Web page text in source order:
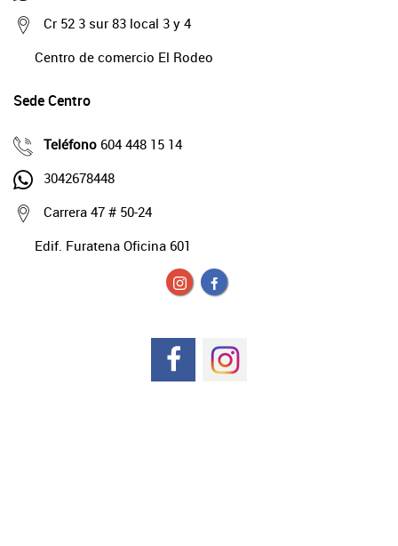
Cr 52 3 sur 83 local 3 y 4
Centro de comercio El Rodeo
Sede Centro
Teléfono 604 448 15 14
3042678448
Carrera 47 # 50-24
Edif. Furatena Oficina 601